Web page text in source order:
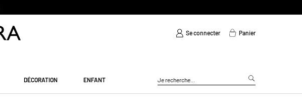
Se connecter Panier
DÉCORATION ENFANT